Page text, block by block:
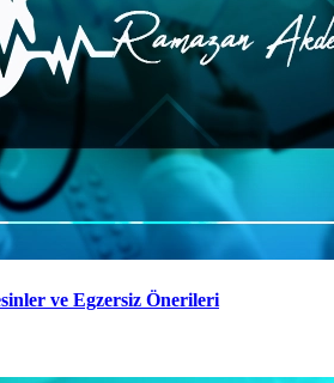
ve Egzersiz Önerileri